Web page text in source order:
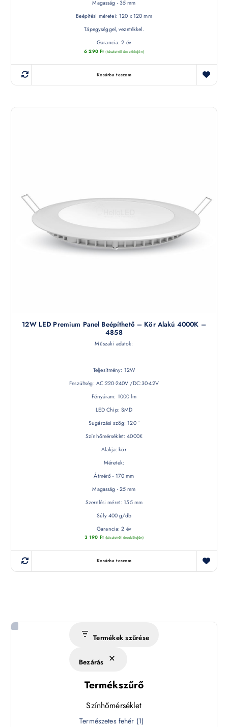
Magasság - 35 mm
Beépítési méretei: 120 x 120 mm
Tápegységgel, vezetékkel.
Garancia: 2 év
6 290 Ft (készletről érdeklődjön)
Kosárba teszem
12W LED Premium Panel Beépíthető – Kör Alakú 4000K –
4858
Műszaki adatok:
Teljesítmény: 12W
Feszültség: AC:220-240V /DC:30-42V
Fényáram: 1000 lm
LED Chip: SMD
Sugárzási szög: 120 °
Színhőmérséklet: 4000K
Alakja: kör
Méretek:
Átmérő - 170 mm
Magasság - 25 mm
Szerelési méret: 155 mm
Súly 400 g/db
Garancia: 2 év
3 190 Ft (készletről érdeklődjön)
Kosárba teszem
Termékek szűrése
Bezárás
Termékszűrő
Színhőmérséklet
Természetes fehér (1)